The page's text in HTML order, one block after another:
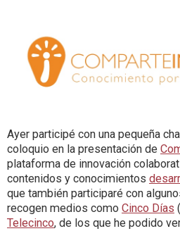
Ayer participé con una pequeña
coloquio en la presentación de
plataforma de innovación
contenidos y conocimientos
que también participaré con
recogen medios como Cinco Días (
Telecinco, de los que he podido